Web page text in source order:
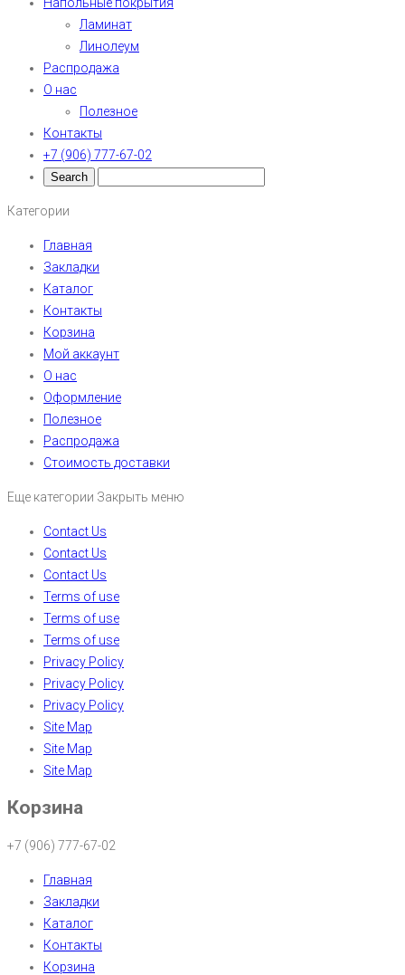
Ламинат
Линолеум
Распродажа
О нас
Полезное
Контакты
+7 (906) 777-67-02
Категории
Главная
Закладки
Каталог
Контакты
Корзина
Мой аккаунт
О нас
Оформление
Полезное
Распродажа
Стоимость доставки
Еще категории Закрыть меню
Contact Us
Contact Us
Contact Us
Terms of use
Terms of use
Terms of use
Privacy Policy
Privacy Policy
Privacy Policy
Site Map
Site Map
Site Map
Корзина
+7 (906) 777-67-02
Главная
Закладки
Каталог
Контакты
Корзина